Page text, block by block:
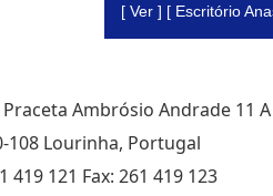
[ Ver ] [ Escritório
Ambrósio Andrade 11 A
108 Lourinha, Portugal
419 121 Fax: 261 419 123